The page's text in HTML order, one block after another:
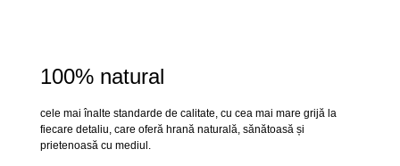
100% natural
cele mai înalte standarde de calitate, cu cea mai mare grijă la
fiecare detaliu, care oferă hrană naturală, sănătoasă și
prietenoasă cu mediul.